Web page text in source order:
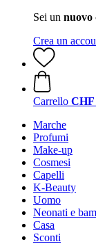
Sei un nuovo
Crea un
Carrello CHF
Marche
Profumi
Make-up
Cosmesi
Capelli
K-Beauty
Uomo
Neonati e
Casa
Sconti